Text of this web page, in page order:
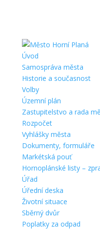
Úvod
Samospráva města
Historie a současnost
Volby
Územní plán
Zastupitelstvo a rada
Rozpočet
Vyhlášky města
Dokumenty, formuláře
Markétská pouť
Hornoplánské listy –
Úřad
Úřední deska
Životní situace
Sběrný dvůr
Poplatky za odpad